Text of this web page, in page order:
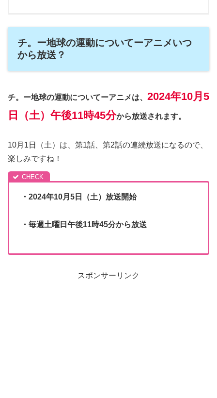
チ。ー地球の運動についてーアニメいつ
から放送？
チ。ー地球の運動についてーアニメは、 2024年10月5
日（土）午後11時45分から放送されます。
10月1日（土）は、第1話、第2話の連続放送になるので、
楽しみですね！
・2024年10月5日（土）放送開始
・毎週土曜日午後11時45分から放送
スポンサーリンク